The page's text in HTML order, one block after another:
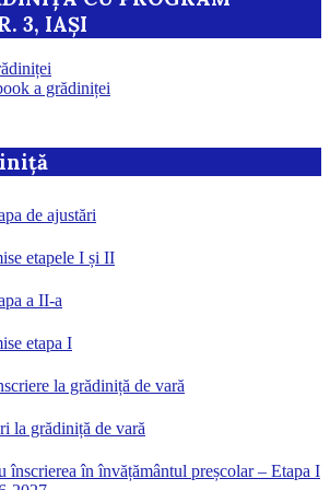
3, IAȘI
a grădiniței
de ajustări
etapele I și II
a II-a
etapa I
la grădiniță de vară
la grădiniță de vară
în învățământul preșcolar – Etapa I